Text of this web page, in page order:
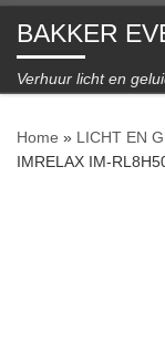
Ga naar inhoud
BAKKER
Verhuur licht en
Home » LICHT EN
IMRELAX IM-